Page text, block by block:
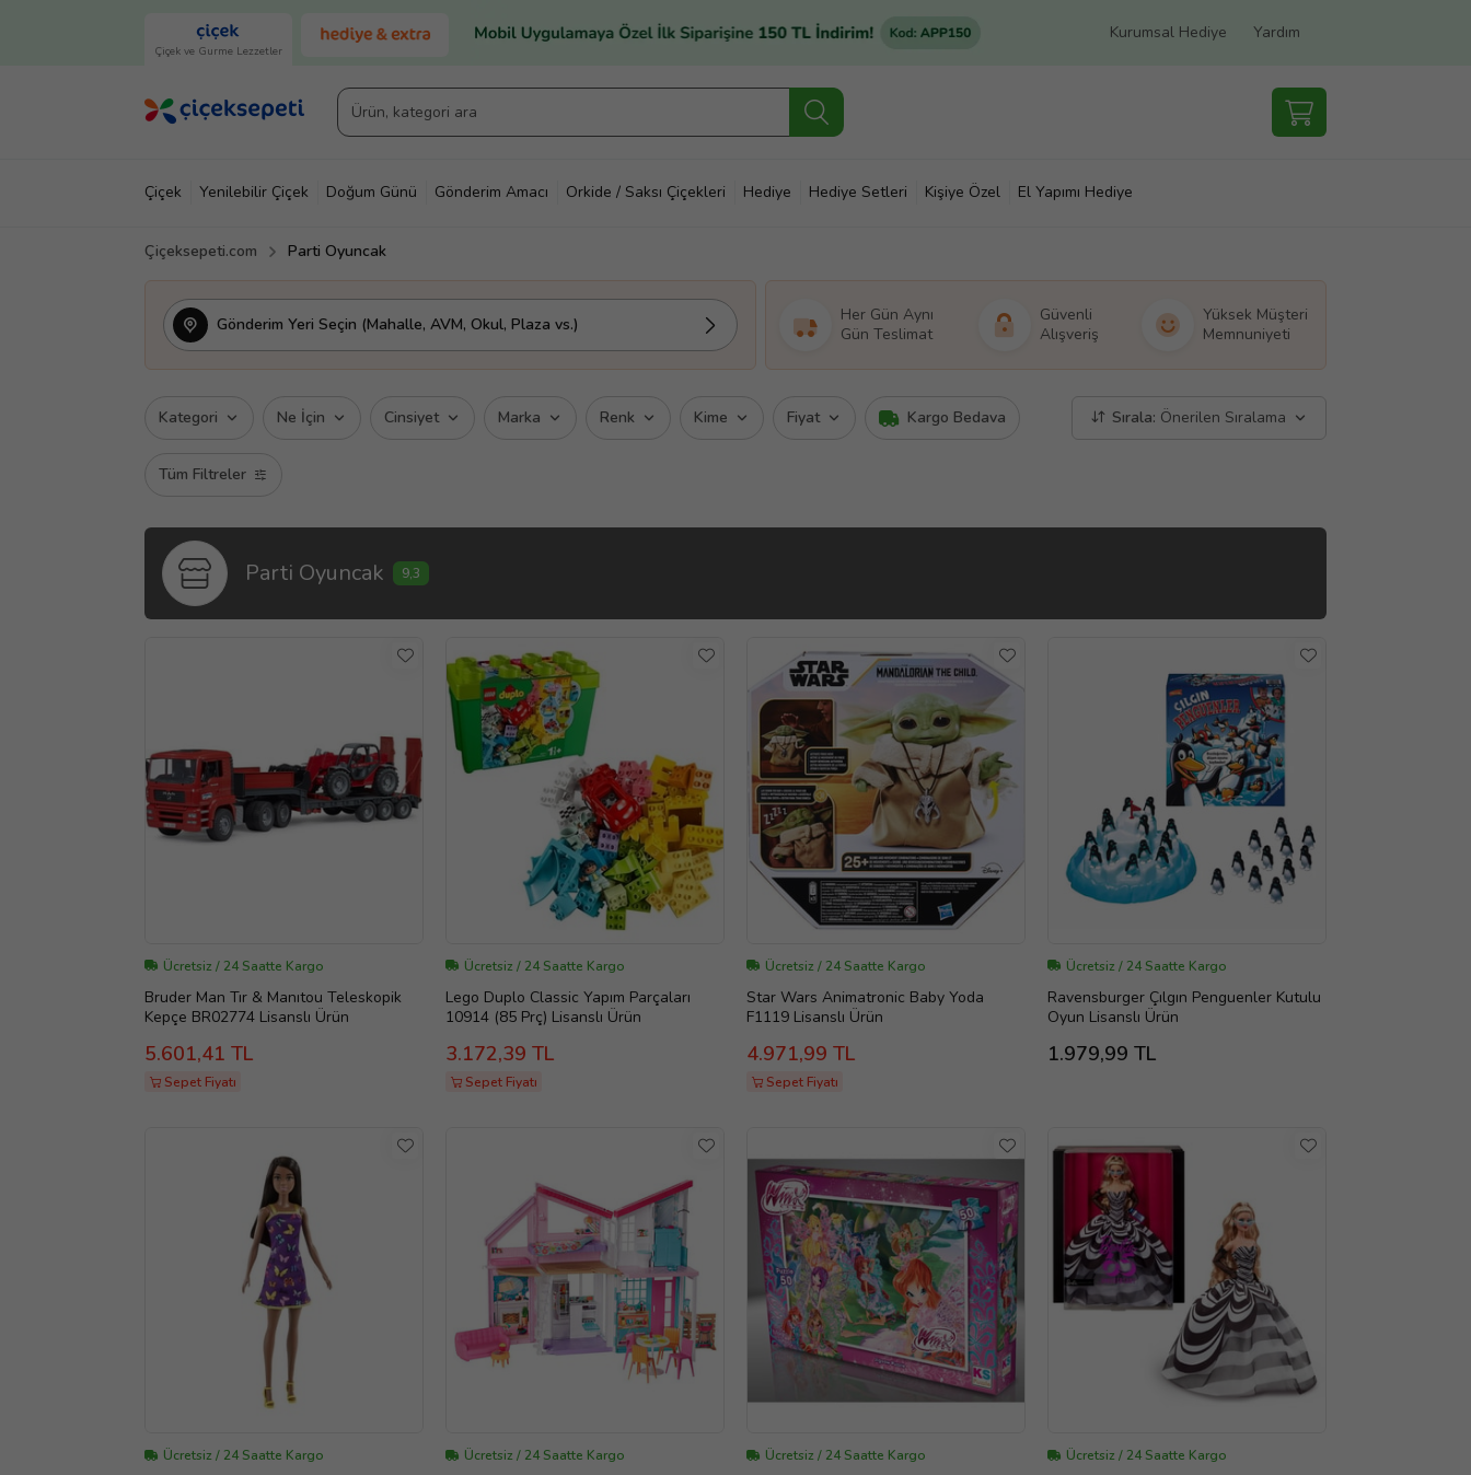
Çiçek ve Gurme Lezzetler
Kurumsal Hediye Yardım
Çiçek Yenilebilir Çiçek Doğum Günü Gönderim Amacı Orkide / Saksı Çiçekleri Hediye Hediye Setleri Kişiye Özel El Yapımı Hediye
Çiçeksepeti.com Parti Oyuncak
Gönderim Yeri Seçin (Mahalle, AVM, Okul, Plaza vs.)
Her Gün Aynı
Gün Teslimat
Güvenli
Alışveriş
Yüksek Müşteri
Memnuniyeti
Kategori Ne İçin Cinsiyet Marka Renk Kime Fiyat Kargo Bedava
Tüm Filtreler
Sırala: Önerilen Sıralama
Parti Oyuncak 9,3
Ücretsiz / 24 Saatte Kargo
Bruder Man Tır & Manıtou Teleskopik
Kepçe BR02774 Lisanslı Ürün
5.601,41 TL
Sepet Fiyatı
Ücretsiz / 24 Saatte Kargo
Lego Duplo Classic Yapım Parçaları
10914 (85 Prç) Lisanslı Ürün
3.172,39 TL
Sepet Fiyatı
Ücretsiz / 24 Saatte Kargo
Star Wars Animatronic Baby Yoda
F1119 Lisanslı Ürün
4.971,99 TL
Sepet Fiyatı
Ücretsiz / 24 Saatte Kargo
Ravensburger Çılgın Penguenler Kutulu
Oyun Lisanslı Ürün
1.979,99 TL
Ücretsiz / 24 Saatte Kargo Ücretsiz / 24 Saatte Kargo Ücretsiz / 24 Saatte Kargo Ücretsiz / 24 Saatte Kargo